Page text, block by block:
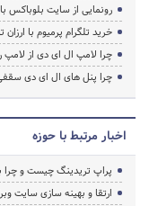
رونمایی از سایت بلوباکس
خرید تلگرام پرمیوم با
چرا لامپ ال ای دی از
چرا پنل های ال ای دی
اخبار مرتبط با حوزه
پراپ تریدینگ چیست و
ارتقا و بهینه سازی سایت